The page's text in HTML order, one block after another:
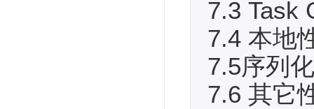
7.3 Task
7.4 本地
7.5序列
7.6 其它